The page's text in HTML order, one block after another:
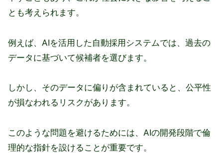
とも考えられます。
例えば、AIを活用した自動採用システムでは、過去の
データに基づいて候補者を選びます。
しかし、そのデータに偏りが含まれていると、公平性
が損なわれるリスクがあります。
このような問題を避けるためには、AIの開発段階で倫
理的な指針を設けることが重要です。